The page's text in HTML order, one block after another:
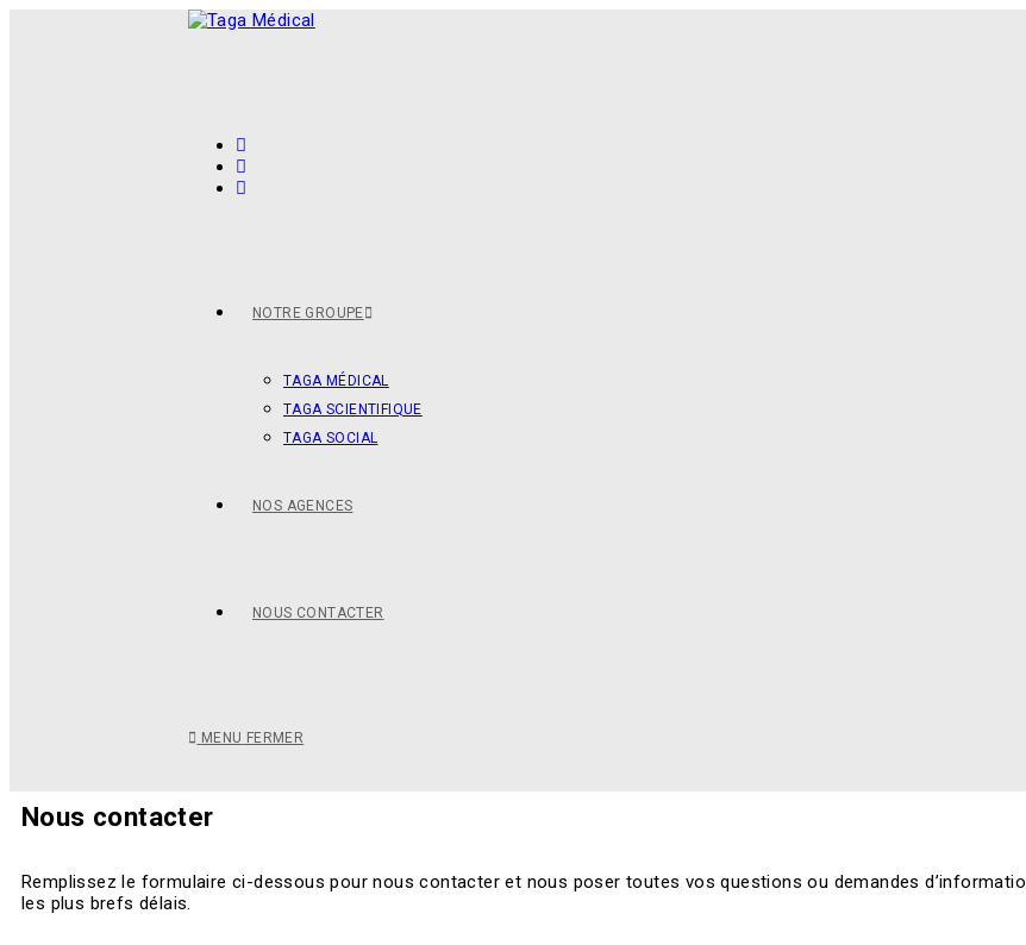
NOTRE GROUPE
TAGA MÉDICAL
TAGA SCIENTIFIQUE
TAGA SOCIAL
NOS AGENCES
NOUS CONTACTER
MENU FERMER
Nous contacter
Remplissez le formulaire ci-dessous pour nous contacter et nous poser toutes vos questions ou demandes
les plus brefs délais.